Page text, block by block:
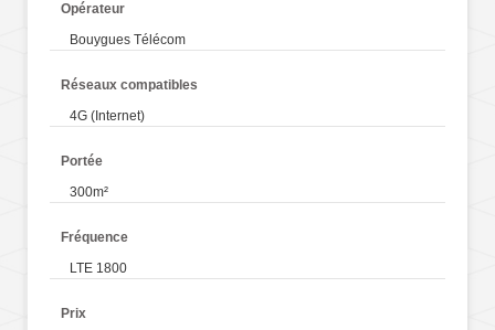
Opérateur
Bouygues Télécom
Réseaux compatibles
4G (Internet)
Portée
300m²
Fréquence
LTE 1800
Prix